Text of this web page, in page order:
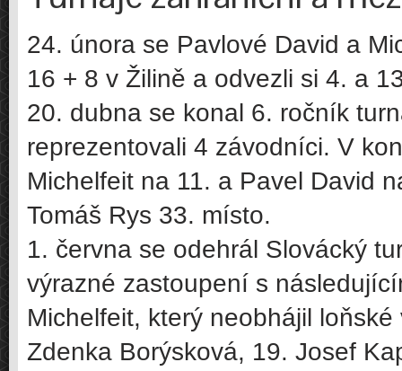
24. února se Pavlové David a
16 + 8 v Žilině a odvezli si 4. a
20. dubna se konal 6. ročník
reprezentovali 4 závodníci. V
Michelfeit na 11. a Pavel David
Tomáš Rys 33. místo.
1. června se odehrál Slovácký
výrazné zastoupení s
Michelfeit, který neobhájil
Zdenka Borýsková, 19. Josef